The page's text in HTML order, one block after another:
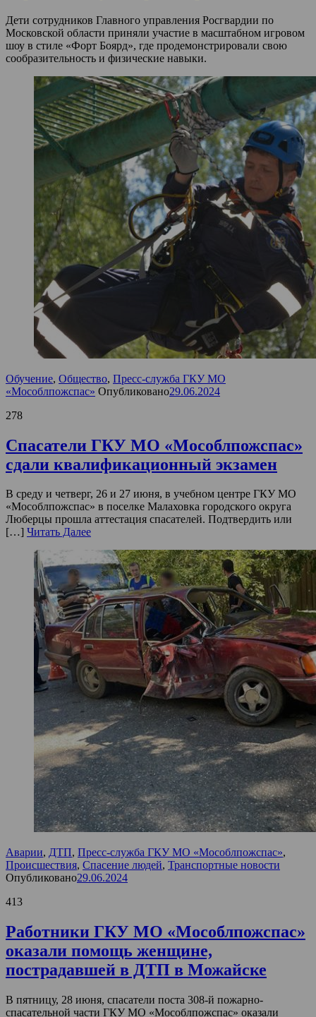
Дети сотрудников Главного управления Росгвардии по
Московской области приняли участие в масштабном игровом
шоу в стиле «Форт Боярд», где продемонстрировали свою
сообразительность и физические навыки.
Обучение, Общество, Пресс-служба ГКУ МО
«Мособлпожспас» Опубликовано29.06.2024
278
Спасатели ГКУ МО «Мособлпожспас»
сдали квалификационный экзамен
В среду и четверг, 26 и 27 июня, в учебном центре ГКУ МО
«Мособлпожспас» в поселке Малаховка городского округа
Люберцы прошла аттестация спасателей. Подтвердить или
[…] Читать Далее
Аварии, ДТП, Пресс-служба ГКУ МО «Мособлпожспас»,
Происшествия, Спасение людей, Транспортные новости
Опубликовано29.06.2024
413
Работники ГКУ МО «Мособлпожспас»
оказали помощь женщине,
пострадавшей в ДТП в Можайске
В пятницу, 28 июня, спасатели поста 308-й пожарно-
спасательной части ГКУ МО «Мособлпожспас» оказали